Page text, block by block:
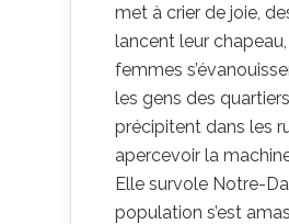
met à crier de joie,
lancent leur
femmes
les gens des
précipitent dans les
apercevoir la
Elle survole Notre-
population s’est